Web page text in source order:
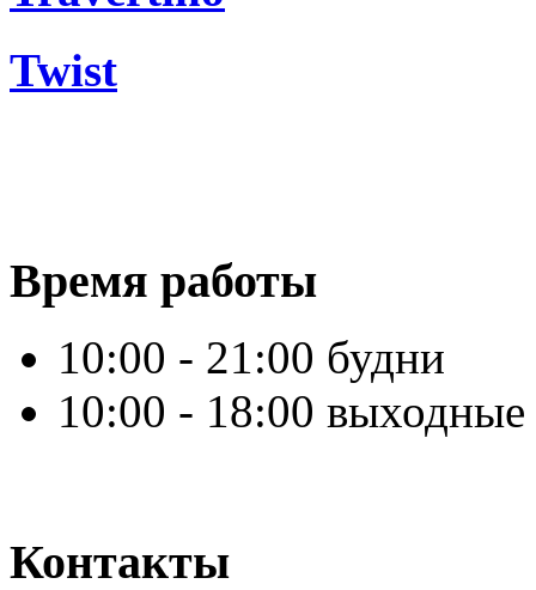
Twist
Время работы
10:00 - 21:00 будни
10:00 - 18:00 выходные
Контакты